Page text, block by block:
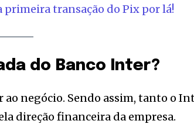
primeira transação do Pix por lá!
do Banco Inter?
ao negócio. Sendo assim, tanto o
direção financeira da empresa.